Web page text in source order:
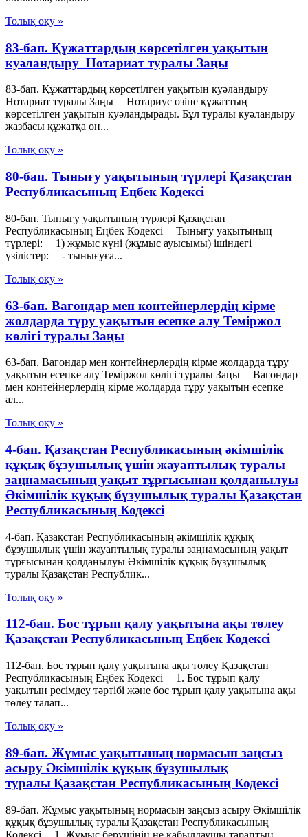
Толық оқу »
83-бап. Құжаттардың көрсетiлген уақытын
куәландыру Нотариат туралы Заңы
83-бап. Құжаттардың көрсетiлген уақытын куәландыру
Нотариат туралы Заңы Нотариус өзiне құжаттың
көрсетiлген уақытын куәландырады. Бұл туралы куәландыру
жазбасы құжатқа он...
Толық оқу »
80-бап. Тынығу уақытының түрлері Қазақстан
Республикасының Еңбек Кодексі
80-бап. Тынығу уақытының түрлері Қазақстан
Республикасының Еңбек Кодексі Тынығу уақытының
түрлері: 1) жұмыс күні (жұмыс ауысымы) ішіндегі
үзілістер: - тынығуға...
Толық оқу »
63-бап. Вагондар мен контейнерлердiң кiрме
жолдарда тұру уақытын есепке алу Теміржол
көлігі туралы Заңы
63-бап. Вагондар мен контейнерлердiң кiрме жолдарда тұру
уақытын есепке алу Теміржол көлігі туралы Заңы Вагондар
мен контейнерлердiң кiрме жолдарда тұру уақытын есепке
ал...
Толық оқу »
4-бап. Қазақстан Республикасының әкiмшiлiк
құқық бұзушылық үшiн жауаптылық туралы
заңнамасының уақыт тұрғысынан қолданылуы
Әкімшілік құқық бұзушылық туралы Қазақстан
Республикасының Кодексі
4-бап. Қазақстан Республикасының әкiмшiлiк құқық
бұзушылық үшiн жауаптылық туралы заңнамасының уақыт
тұрғысынан қолданылуы Әкімшілік құқық бұзушылық
туралы Қазақстан Республик...
Толық оқу »
112-бап. Бос тұрып қалу уақытына ақы төлеу
Қазақстан Республикасының Еңбек Кодексі
112-бап. Бос тұрып қалу уақытына ақы төлеу Қазақстан
Республикасының Еңбек Кодексі 1. Бос тұрып қалу
уақытын ресімдеу тәртібі және бос тұрып қалу уақытына ақы
төлеу талап...
Толық оқу »
89-бап. Жұмыс уақытының нормасын заңсыз
асыру Әкімшілік құқық бұзушылық
туралы Қазақстан Республикасының Кодексі
89-бап. Жұмыс уақытының нормасын заңсыз асыру Әкімшілік
құқық бұзушылық туралы Қазақстан Республикасының
Кодексі 1. Жұмыс берушінің не қабылдаушы тараптың